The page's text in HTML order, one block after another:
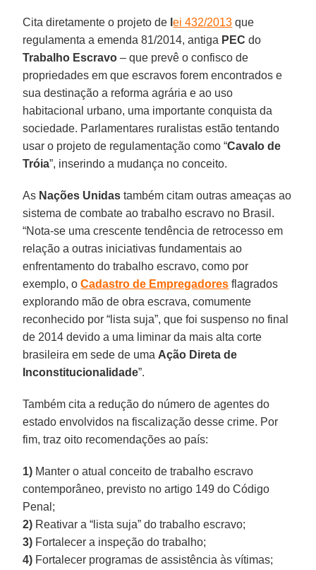
Cita diretamente o projeto de lei 432/2013 que
regulamenta a emenda 81/2014, antiga PECdo
Trabalho Escravo – que prevê o confisco de
propriedades em que escravos forem encontrados e
sua destinação a reforma agrária e ao uso
habitacional urbano, uma importante conquista da
sociedade. Parlamentares ruralistas estão tentando
usar o projeto de regulamentação como “Cavalo de
Tróia”, inserindo a mudança no conceito.
As Nações Unidas também citam outras ameaças ao
sistema de combate ao trabalho escravo no Brasil.
“Nota-se uma crescente tendência de retrocesso em
relação a outras iniciativas fundamentais ao
enfrentamento do trabalho escravo, como por
exemplo, oCadastro de Empregadores flagrados
explorando mão de obra escrava, comumente
reconhecido por “lista suja”, que foi suspenso no final
de 2014 devido a uma liminar da mais alta corte
brasileira em sede de uma Ação Direta de
Inconstitucionalidade”.
Também cita a redução do número de agentes do
estado envolvidos na fiscalização desse crime. Por
fim, traz oito recomendações ao país:
1) Manter o atual conceito de trabalho escravo
contemporâneo, previsto no artigo 149 do Código
Penal;
2) Reativar a “lista suja” do trabalho escravo;
3) Fortalecer a inspeção do trabalho;
4) Fortalecer programas de assistência às vítimas;